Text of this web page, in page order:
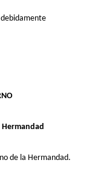
Hermandad
de la Hermandad.